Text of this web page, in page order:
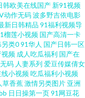
碰亚洲天堂 成人自慰 黑料
站 91手机免费视频 俺去
播福利 五月花A片 影音先
线 久草欧美性爱 欧美经品
韩欧美在线国产 新91视频
动作无码波多野吉依电影
新日韩精品 91福利视频导
榴莲小视频 国产高清一卡
类091华人 国产日韩一区
频 成人吃瓜福利 国产在
码 人妻系列 爱豆传媒倩女
小视频吃瓜福利小视频
草香蕉激情另类图片 亚洲
日日操第一页91网豆花